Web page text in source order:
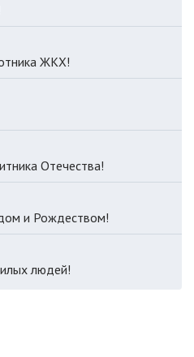
ЖКХ!
Отечества!
и Рождеством!
людей!